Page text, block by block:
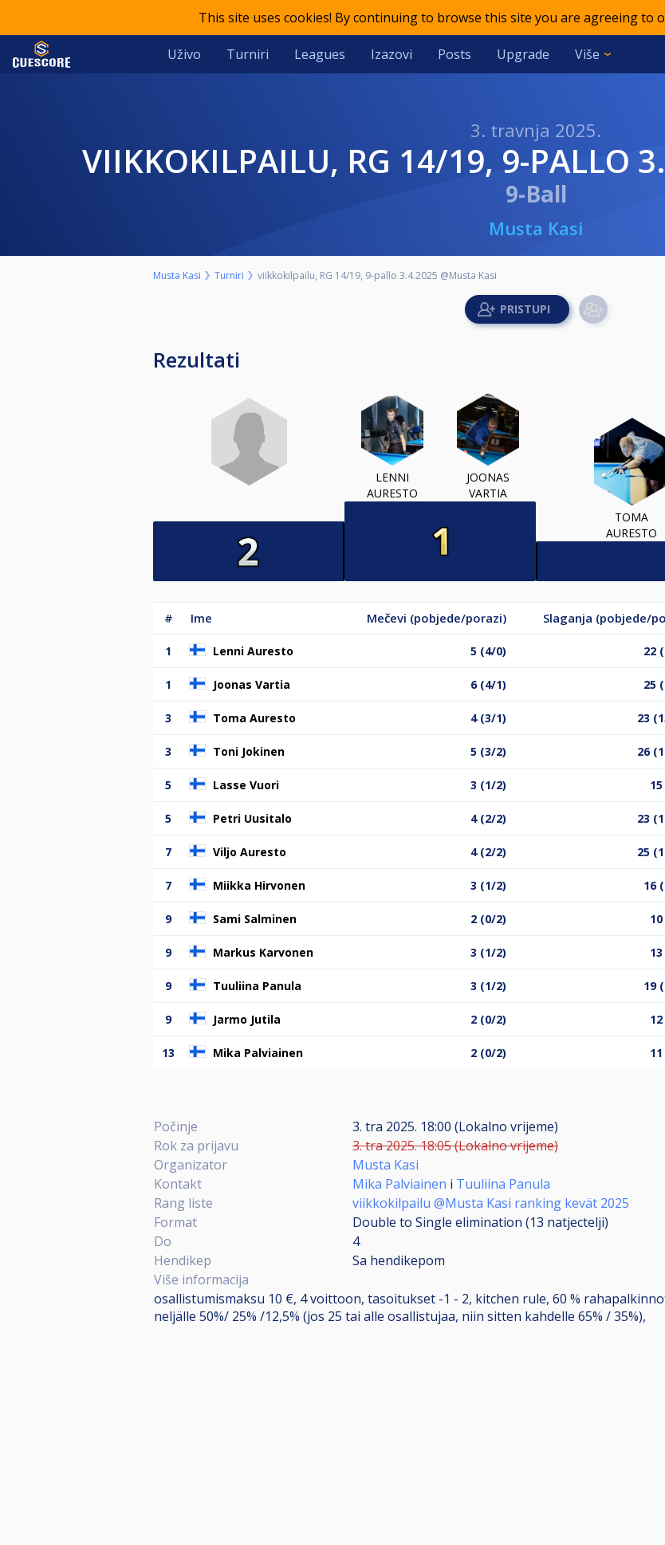
This site uses cookies! By continuing to browse this site you are agreeing to
Uživo Turniri Leagues Izazovi Posts Upgrade Više
3. travnja 2025.
VIIKKOKILPAILU, RG 14/19, 9-PALLO
9-Ball
Musta Kasi
Musta Kasi Turniri viikkokilpailu, RG 14/19, 9-pallo 3.4.2025 @Musta Kasi
Rezultati
LENNI
AURESTO
JOONAS
VARTIA
TOMA
AURESTO
# Ime Mečevi (pobjede/porazi) Slaganja (pobjede/
1 Lenni Auresto 5 (4/0) 22
1 Joonas Vartia 6 (4/1) 25
3 Toma Auresto 4 (3/1) 23
3 Toni Jokinen 5 (3/2) 26
5 Lasse Vuori 3 (1/2)
5 Petri Uusitalo 4 (2/2) 23
7 Viljo Auresto 4 (2/2) 25
7 Miikka Hirvonen 3 (1/2) 16
9 Sami Salminen 2 (0/2)
9 Markus Karvonen 3 (1/2)
9 Tuuliina Panula 3 (1/2) 19
9 Jarmo Jutila 2 (0/2)
13 Mika Palviainen 2 (0/2)
Počinje
3. tra 2025. 18:00 (Lokalno vrijeme)
Rok za prijavu
3. tra 2025. 18:05 (Lokalno vrijeme)
Organizator
Musta Kasi
Kontakt
Mika Palviainen i Tuuliina Panula
Rang liste
viikkokilpailu @Musta Kasi ranking kevät 2025
Format
Double to Single elimination (13 natjectelji)
Do
4
Hendikep
Sa hendikepom
Više informacija
osallistumismaksu 10 €, 4 voittoon, tasoitukset -1 - 2, kitchen rule, 60 %
neljälle 50%/ 25% /12,5% (jos 25 tai alle osallistujaa, niin sitten kahdelle 65% / 35%),